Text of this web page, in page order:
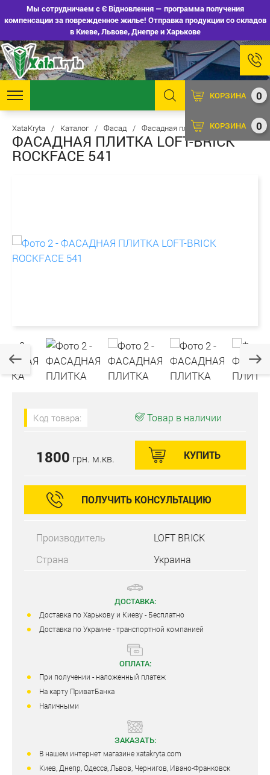
Мы сотрудничаем с Є Відновлення — программа получения
компенсации за поврежденное жилье! Отправка продукции со складов
в Киеве, Львове, Днепре и Харькове
0
КОРЗИНА
0
КОРЗИНА
XataKryta / Каталог / Фасад / Фасадная плитка
ФАСАДНАЯ ПЛИТКА LOFT-BRICK
ROCKFACE 541
Код товара: Товар в наличии
1800 грн. м.кв. КУПИТЬ
ПОЛУЧИТЬ КОНСУЛЬТАЦИЮ
Производитель
LOFT BRICK
Страна
Украина
ДОСТАВКА:
Доставка по Харькову и Киеву - Бесплатно
Доставка по Украине - транспортной компанией
ОПЛАТА:
При получении - наложенный платеж
На карту ПриватБанка
Наличными
ЗАКАЗАТЬ:
В нашем интернет магазине xatakryta.com
Киев, Днепр, Одесса, Львов, Чернигов, Ивано-Франковск